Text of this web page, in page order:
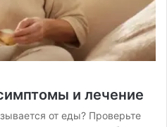
и лечение
от еды? Проверьте